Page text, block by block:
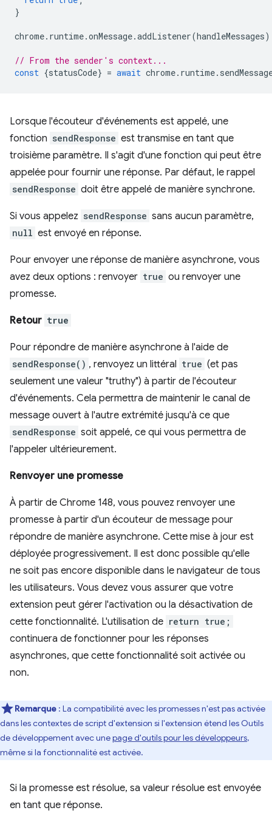
}
chrome. runtime.onMessage.addListener(handleMessages
// From the sender's context...
const {statusCode} = await chrome. runtime.
Lorsque l'écouteur d'événements est appelé, une
fonction sendResponse est transmise en tant que
troisième paramètre. Il s'agit d'une fonction qui peut être
appelée pour fournir une réponse. Par défaut, le rappel
sendResponse doit être appelé de manière synchrone.
Si vous appelez sendResponse sans aucun paramètre,
null est envoyé en réponse.
Pour envoyer une réponse de manière asynchrone, vous
avez deux options : renvoyer true ou renvoyer une
promesse.
Retour true
Pour répondre de manière asynchrone à l'aide de
sendResponse() , renvoyez un littéral true (et pas
seulement une valeur "truthy") à partir de l'écouteur
d'événements. Cela permettra de maintenir le canal de
message ouvert à l'autre extrémité jusqu'à ce que
sendResponse soit appelé, ce qui vous permettra de
l'appeler ultérieurement.
Renvoyer une promesse
À partir de Chrome 148, vous pouvez renvoyer une
promesse à partir d'un écouteur de message pour
répondre de manière asynchrone. Cette mise à jour est
déployée progressivement. Il est donc possible qu'elle
ne soit pas encore disponible dans le navigateur de tous
les utilisateurs. Vous devez vous assurer que votre
extension peut gérer l'activation ou la désactivation de
cette fonctionnalité. L'utilisation de return true;
continuera de fonctionner pour les réponses
asynchrones, que cette fonctionnalité soit activée ou
non.
Remarque : La compatibilité avec les promesses n'est pas activée
dans les contextes de script d'extension si l'extension étend les Outils
de développement avec unepage d'outils pour les développeurs,
même si la fonctionnalité est activée.
Si la promesse est résolue, sa valeur résolue est envoyée
en tant que réponse.